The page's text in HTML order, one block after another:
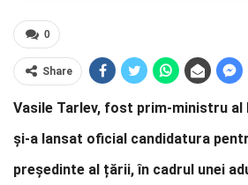
0
Share
Vasile Tarlev, fost prim-ministru al
și-a lansat oficial candidatura
președinte al țării, în cadrul unei